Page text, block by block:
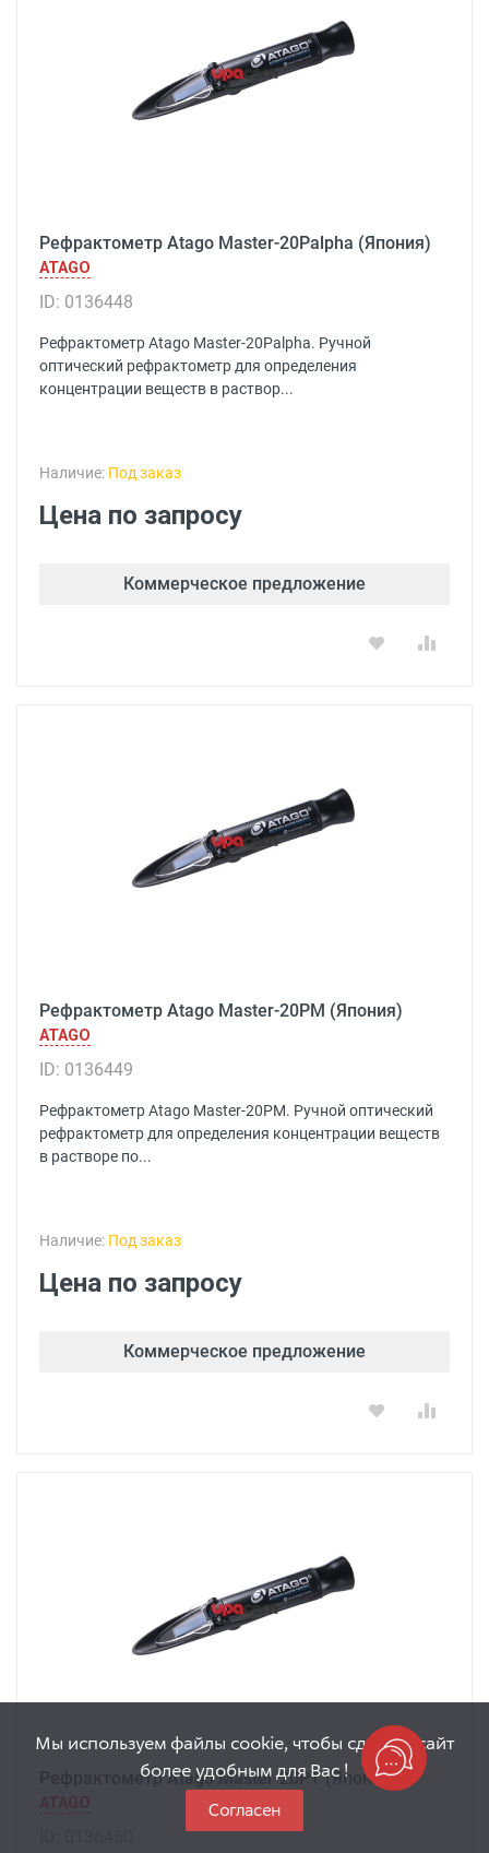
Рефрактометр Atago Master-20Palpha (Япония)
ATAGO
ID: 0136448
Рефрактометр Atago Master-20Palpha. Ручной
оптический рефрактометр для определения
концентрации веществ в раствор...
Наличие: Под заказ
Цена по запросу
Коммерческое предложение
Рефрактометр Atago Master-20PM (Япония)
ATAGO
ID: 0136449
Рефрактометр Atago Master-20PM. Ручной оптический
рефрактометр для определения концентрации веществ
в растворе по...
Наличие: Под заказ
Цена по запросу
Коммерческое предложение
Рефрактометр Atago Master-20PT (Япония)
Мы используем файлы cookie, чтобы сделать сайт
более удобным для Вас !
Согласен